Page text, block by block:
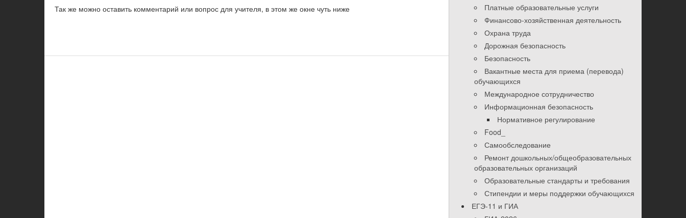
Так же можно оставить комментарий или вопрос для учителя, в этом же окне чуть ниже
Платные образовательные услуги
Финансово-хозяйственная деятельность
Охрана труда
Дорожная безопасность
Безопасность
Вакантные места для приема (перевода)
обучающихся
Международное сотрудничество
Информационная безопасность
Нормативное регулирование
Food_
Самообследование
Ремонт дошкольных/общеобразовательных
образовательных организаций
Образовательные стандарты и требования
Стипендии и меры поддержки обучающихся
ЕГЭ-11 и ГИА